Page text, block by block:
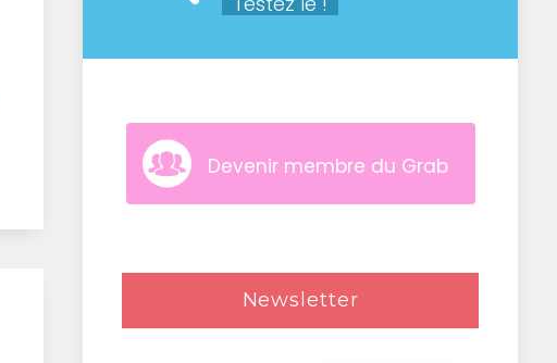
Devenir membre du Grab
Newsletter